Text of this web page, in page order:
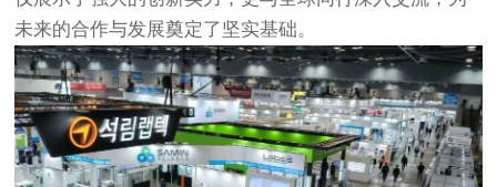
未来的合作与发展奠定了坚实基础。